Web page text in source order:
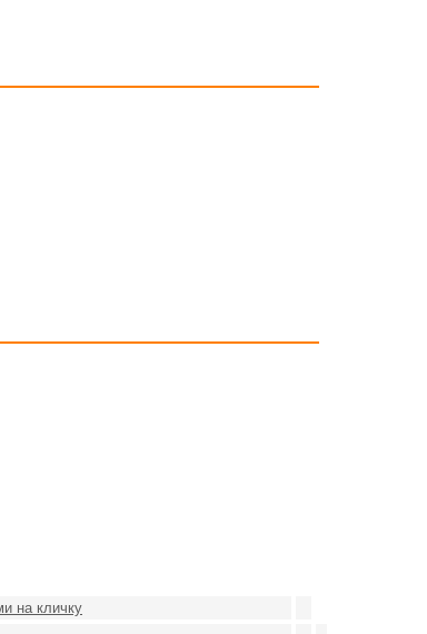
на кличку